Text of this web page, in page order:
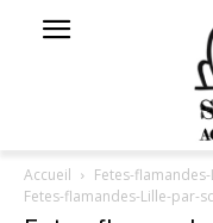
Accueil
Fetes-
Fetes-flamandes-Lille-par-